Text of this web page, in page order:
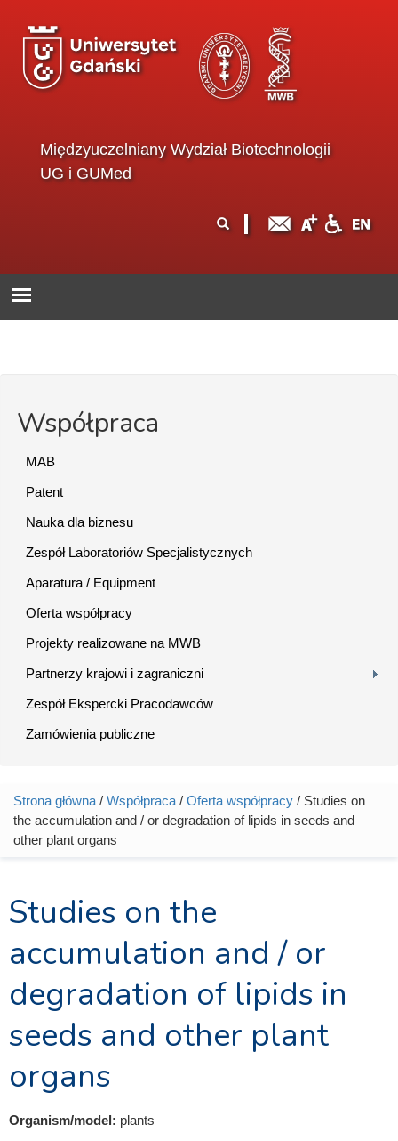
Międzyuczelniany Wydział Biotechnologii
UG i GUMed
wyszukiwania
Współpraca
MAB
Patent
Nauka dla biznesu
Zespół Laboratoriów Specjalistycznych
Aparatura / Equipment
Oferta współpracy
Projekty realizowane na MWB
Partnerzy krajowi i zagraniczni
Zespół Ekspercki Pracodawców
Zamówienia publiczne
Jesteś tutaj
Strona główna / Współpraca / Oferta współpracy / Studies on
the accumulation and / or degradation of lipids in seeds and
other plant organs
Studies on the
accumulation and / or
degradation of lipids in
seeds and other plant
organs
Organism/model: plants